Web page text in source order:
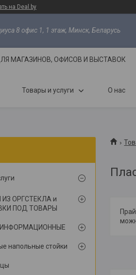
на Deal.by
8 офис 1, 1 этаж, Минск, Беларусь
МАГАЗИНОВ, ОФИСОВ И ВЫСТАВОК
Товары и услуги О нас
ИЗ ОРГСТЕКЛА и
ПОД ТОВАРЫ
напольные стойки